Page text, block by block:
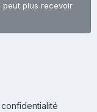
peut plus recevoir